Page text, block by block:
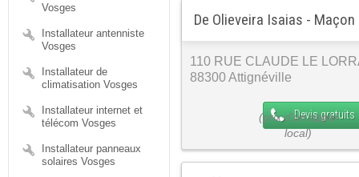
Vosges
Installateur antenniste
Vosges
Installateur de
climatisation Vosges
Installateur internet et
télécom Vosges
Installateur panneaux
solaires Vosges
De Olieveira Isaias - Maçon
110 RUE CLAUDE LE
88300 Attignéville
Devis gratuits